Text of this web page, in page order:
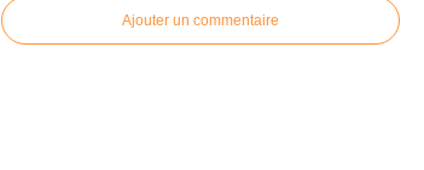
Ajouter un commentaire